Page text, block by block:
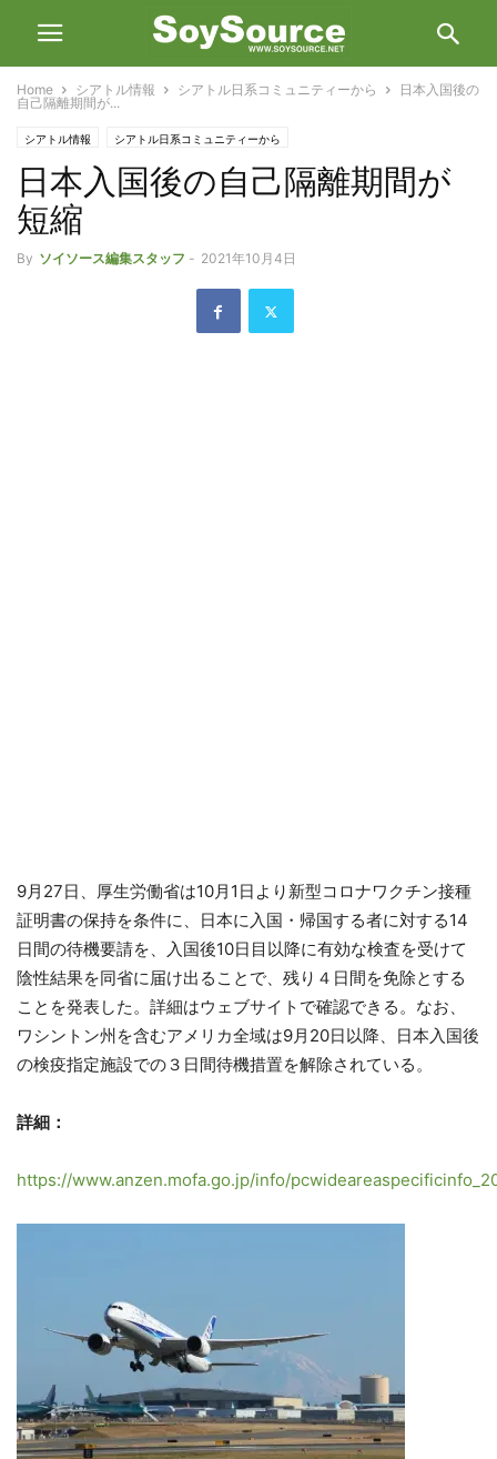
Home シアトル情報 シアトル日系コミュニティーから
日本入国後の
自己隔離期間が...
シアトル情報 シアトル日系コミュニティーから
日本入国後の自己隔離期間が
短縮
By ソイソース編集スタッフ - 2021年10月4日
9月27日、厚生労働省は10月1日より新型コロナワクチン接種
証明書の保持を条件に、日本に入国・帰国する者に対する14
日間の待機要請を、入国後10日目以降に有効な検査を受けて
陰性結果を同省に届け出ることで、残り４日間を免除とする
ことを発表した。詳細はウェブサイトで確認できる。なお、
ワシントン州を含むアメリカ全域は9月20日以降、日本入国後
の検疫指定施設での３日間待機措置を解除されている。
詳細：
https://www.anzen.mofa.go.jp/info/